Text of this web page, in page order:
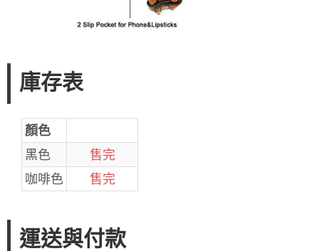
庫存表
顏色
黑色
售完
咖啡色
售完
運送與付款